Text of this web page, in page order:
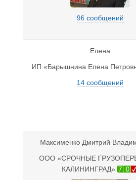
96 сообщений
Елена
ИП «Барышнина Елена
14 сообщений
Максименко Дмитрий
ООО «СРОЧНЫЕ
КАЛИНИНГРАД» 7 0